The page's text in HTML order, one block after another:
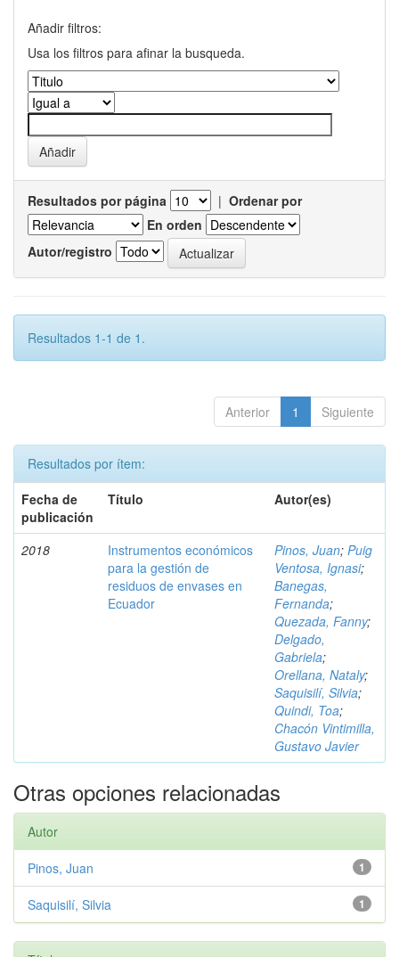
Añadir filtros:
Usa los filtros para afinar la busqueda.
Resultados por página | Ordenar por
En orden
Autor/registro
Resultados 1-1 de 1.
Anterior 1 Siguiente
Resultados por ítem:
Fecha de
publicación
Título Autor(es)
2018
Instrumentos económicos
para la gestión de
residuos de envases en
Ecuador
Pinos, Juan; Puig
Ventosa, Ignasi;
Banegas,
Fernanda;
Quezada, Fanny;
Delgado,
Gabriela;
Orellana, Nataly;
Saquisilí, Silvia;
Quindi, Toa;
Chacón Vintimilla,
Gustavo Javier
Otras opciones relacionadas
Autor
1
Pinos, Juan
1
Saquisilí, Silvia